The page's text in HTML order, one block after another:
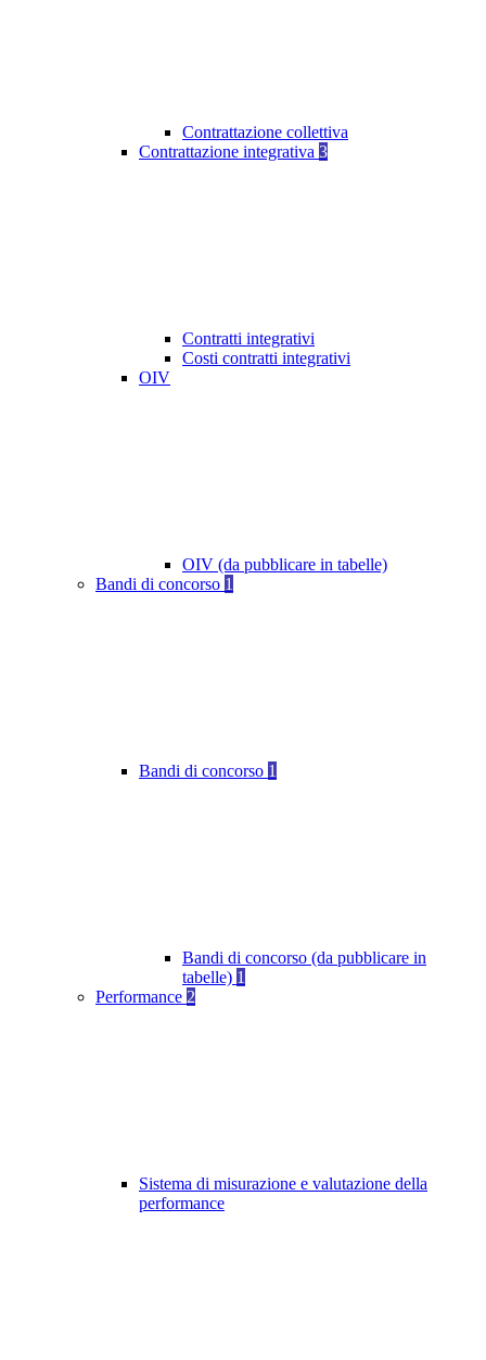
Contrattazione collettiva
Contrattazione integrativa 3
Contratti integrativi
Costi contratti integrativi
OIV
OIV (da pubblicare in tabelle)
Bandi di concorso 1
Bandi di concorso 1
Bandi di concorso (da pubblicare in
tabelle) 1
Performance 2
Sistema di misurazione e valutazione della
performance